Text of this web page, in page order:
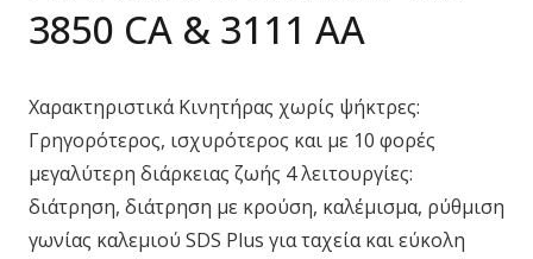
3850 CA & 3111 AA
Χαρακτηριστικά Κινητήρας χωρίς ψήκτρες:
Γρηγορότερος, ισχυρότερος και με 10 φορές
μεγαλύτερη διάρκειας ζωής 4 λειτουργίες:
διάτρηση, διάτρηση με κρούση, καλέμισμα, ρύθμιση
γωνίας καλεμιού SDS Plus για ταχεία και εύκολη